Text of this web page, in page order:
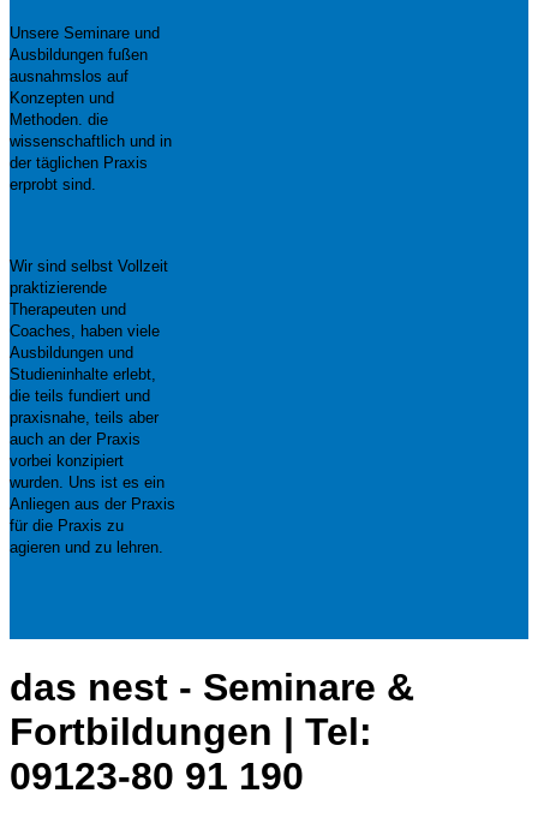
Unsere Seminare und
Ausbildungen fußen
ausnahmslos auf
Konzepten und
Methoden. die
wissenschaftlich und in
der täglichen Praxis
erprobt sind.
Wir sind selbst Vollzeit
praktizierende
Therapeuten und
Coaches, haben viele
Ausbildungen und
Studieninhalte erlebt,
die teils fundiert und
praxisnahe, teils aber
auch an der Praxis
vorbei konzipiert
wurden. Uns ist es ein
Anliegen aus der Praxis
für die Praxis zu
agieren und zu lehren.
das nest - Seminare &
Fortbildungen | Tel:
09123-80 91 190